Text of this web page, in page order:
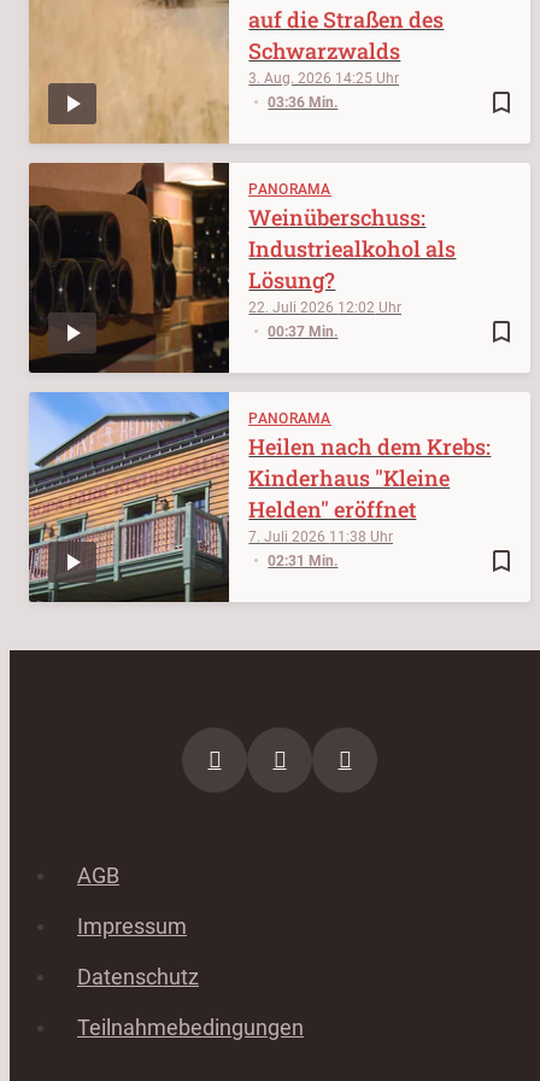
bookmark_border
3. Aug. 2026 14:25
03:36 Min.
auf die Straßen des
Schwarzwalds
PANORAMA
bookmark_border
22. Juli 2026 12:02
00:37 Min.
Weinüberschuss:
Industriealkohol als
Lösung?
PANORAMA
bookmark_border
7. Juli 2026 11:38
02:31 Min.
Heilen nach dem Krebs:
Kinderhaus "Kleine
Helden" eröffnet
AGB
Impressum
Datenschutz
Teilnahmebedingungen